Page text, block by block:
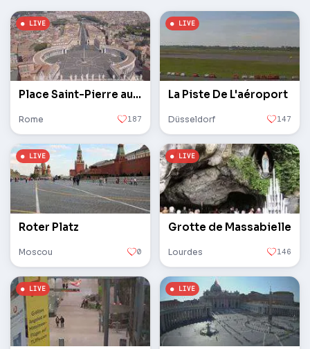
Place Saint-Pierre au Vatican
Rome 187
La Piste De L'aéroport
Düsseldorf 147
Roter Platz
Moscou 0
Grotte de Massabielle
Lourdes 146